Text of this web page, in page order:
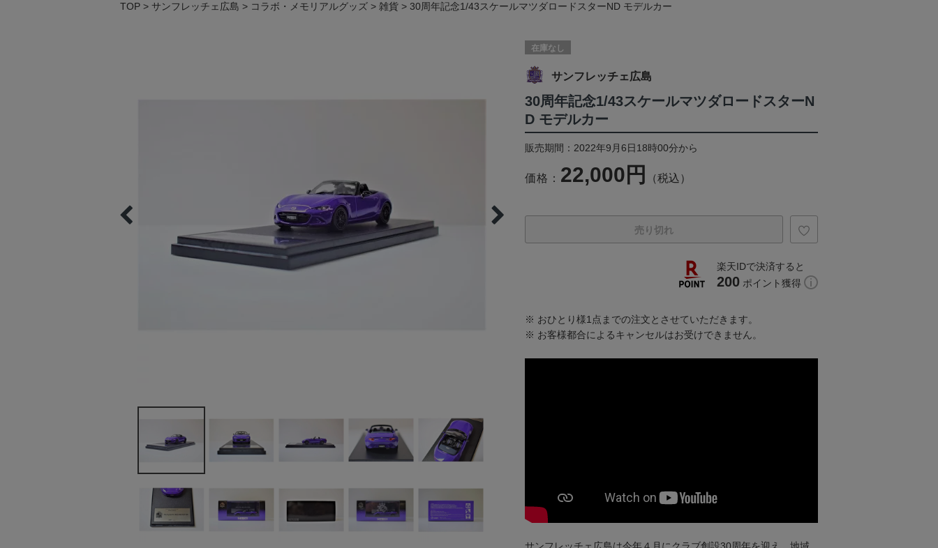
TOP サンフレッチェ広島 コラボ・メモリアルグッズ 雑貨 30周年記念1/43スケールマツダロードスターND モデルカー
在庫なし
サンフレッチェ広島
30周年記念1/43スケールマツダロードスターN
D モデルカー
販売期間：2022年9月6日18時00分から
価格： 22,000円 （税込）
売り切れ
楽天IDで決済すると
200 ポイント獲得
※ おひとり様1点までの注文とさせていただきます。
※ お客様都合によるキャンセルはお受けできません。